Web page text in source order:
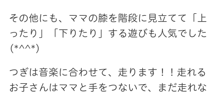
その他にも、ママの膝を階段に見立てて「上
ったり」「下りたり」する遊びも人気でした
(*^^*)
つぎは音楽に合わせて、走ります！！走れる
お子さんはママと手をつないで、まだ走れな